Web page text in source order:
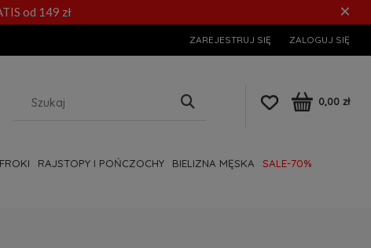
od 149 zł ×
ZAREJESTRUJ SIĘ ZALOGUJ SIĘ
0,00 zł
RAJSTOPY I POŃCZOCHY BIELIZNA MĘSKA SALE-70%